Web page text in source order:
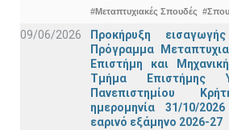
#Μεταπτυχιακές Σπουδές
09/06/2026
Προκήρυξη
Πρόγραμμα
Επιστήμη και
Τμήμα Eπιστήμης
Πανεπιστημίου
ημερομηνία 31/10/
εαρινό εξάμηνο 2026-27